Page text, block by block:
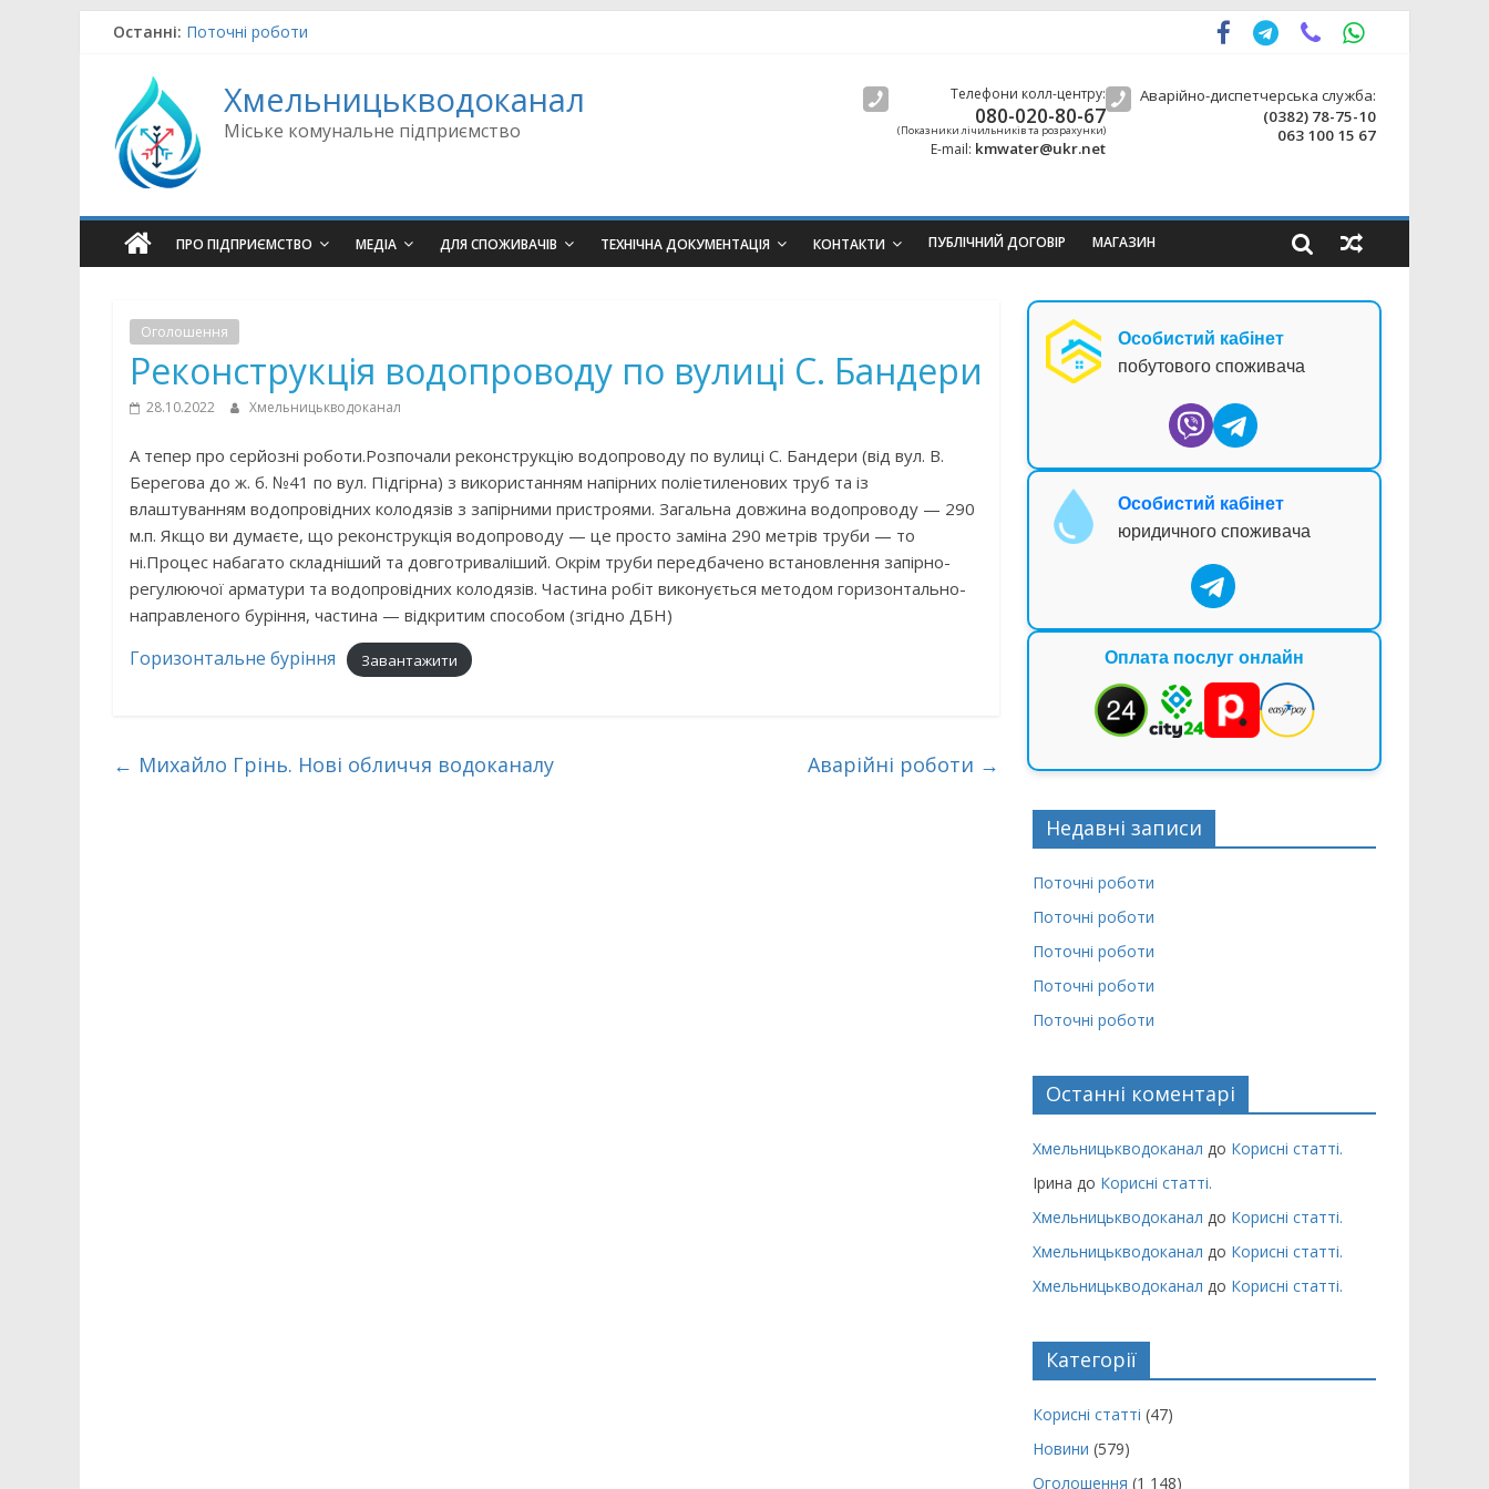
Останні: Поточні роботи
Поточні роботи
Поточні роботи
Хмельницькводоканал
Міське комунальне підприємство
Телефони колл-центру:
080-020-80-67
(Показники лічильників та розрахунки)
E-mail: kmwater@ukr.net
Аварійно-диспетчерська служба:
(0382) 78-75-10
063 100 15 67
ПРО ПІДПРИЄМСТВО МЕДІА ДЛЯ СПОЖИВАЧІВ ТЕХНІЧНА ДОКУМЕНТАЦІЯ КОНТАКТИ ПУБЛІЧНИЙ ДОГОВІР МАГАЗИН
Оголошення
Реконструкція водопроводу по вулиці С. Бандери
28.10.2022 Хмельницькводоканал
А тепер про серйозні роботи.Розпочали реконструкцію водопроводу по вулиці С. Бандери (від вул. В.
Берегова до ж. б. №41 по вул. Підгірна) з використанням напірних поліетиленових труб та із
влаштуванням водопровідних колодязів з запірними пристроями. Загальна довжина водопроводу — 290
м.п. Якщо ви думаєте, що реконструкція водопроводу — це просто заміна 290 метрів труби — то
ні.Процес набагато складніший та довготриваліший. Окрім труби передбачено встановлення запірно-
регулюючої арматури та водопровідних колодязів. Частина робіт виконується методом горизонтально-
направленого буріння, частина — відкритим способом (згідно ДБН)
Горизонтальне буріння Завантажити
← Михайло Грінь. Нові обличчя водоканалу Аварійні роботи →
Особистий кабінет
побутового споживача
Особистий кабінет
юридичного споживача
Оплата послуг онлайн
Недавні записи
Поточні роботи
Поточні роботи
Поточні роботи
Поточні роботи
Поточні роботи
Останні коментарі
Хмельницькводоканал до Корисні статті.
Ірина до Корисні статті.
Хмельницькводоканал до Корисні статті.
Хмельницькводоканал до Корисні статті.
Хмельницькводоканал до Корисні статті.
Категорії
Корисні статті (47)
Новини (579)
Оголошення (1 148)